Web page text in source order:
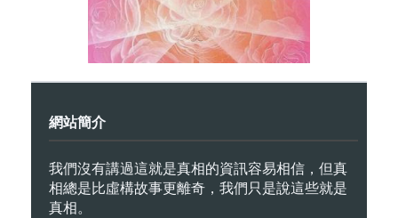
網站簡介
我們沒有講過這就是真相的資訊容易相信，但真
相總是比虛構故事更離奇，我們只是說這些就是
真相。